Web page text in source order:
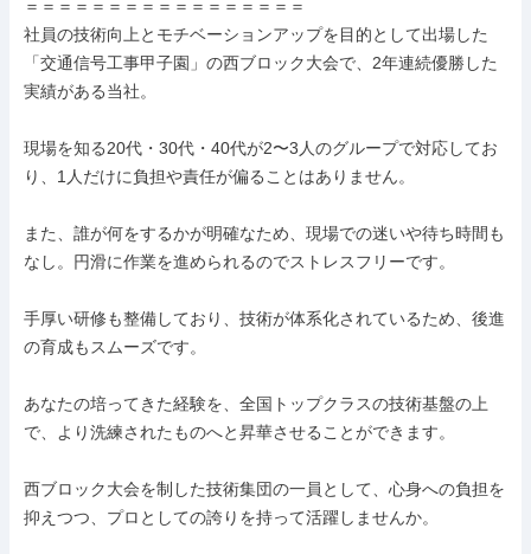
＝＝＝＝＝＝＝＝＝＝＝＝＝＝＝＝＝
社員の技術向上とモチベーションアップを目的として出場した
「交通信号工事甲子園」の西ブロック大会で、2年連続優勝した
実績がある当社。
現場を知る20代・30代・40代が2〜3人のグループで対応してお
り、1人だけに負担や責任が偏ることはありません。
また、誰が何をするかが明確なため、現場での迷いや待ち時間も
なし。円滑に作業を進められるのでストレスフリーです。
手厚い研修も整備しており、技術が体系化されているため、後進
の育成もスムーズです。
あなたの培ってきた経験を、全国トップクラスの技術基盤の上
で、より洗練されたものへと昇華させることができます。
西ブロック大会を制した技術集団の一員として、心身への負担を
抑えつつ、プロとしての誇りを持って活躍しませんか。